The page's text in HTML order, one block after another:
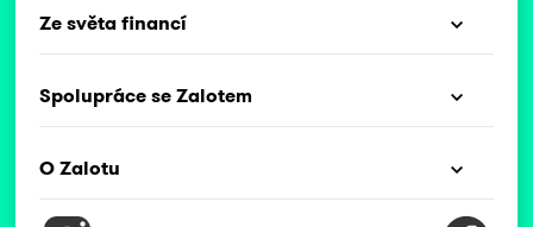
Ze světa financí
Spolupráce se Zalotem
O Zalotu